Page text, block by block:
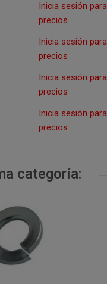
Inicia sesión
precios
Inicia sesión
precios
Inicia sesión
precios
Inicia sesión
precios
categoría: